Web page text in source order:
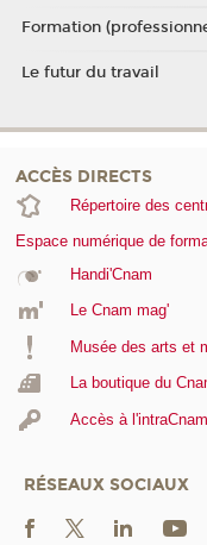
Formation
Le futur du travail
ACCÈS DIRECTS
Répertoire des
Espace numérique de
Handi'Cnam
Le Cnam mag'
Musée des arts et
La boutique du
Accès à l'intraCnam
RÉSEAUX SOCIAUX